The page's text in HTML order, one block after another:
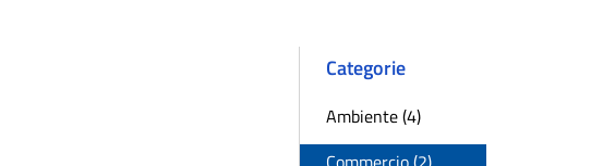
Categorie
Ambiente (4)